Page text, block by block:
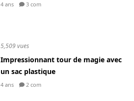
4 ans 3 com
5,509 vues
Impressionnant tour de magie avec
un sac plastique
4 ans 2 com